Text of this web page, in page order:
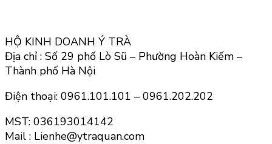
HỘ KINH DOANH Ý TRÀ
Địa chỉ : Số 29 phố Lò Sũ – Phường Hoàn Kiếm –
Thành phố Hà Nội
Điện thoại: 0961.101.101 – 0961.202.202
MST: 036193014142
Mail : Lienhe@ytraquan.com